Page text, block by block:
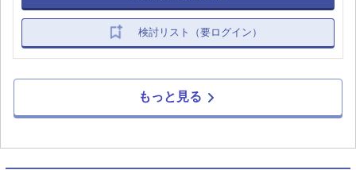
検討リスト（要ログイン）
もっと見る